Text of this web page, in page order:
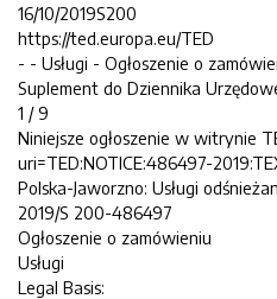
16/10/2019S200
https://ted.europa.eu/TED
- - Usługi - Ogłoszenie o
Suplement do Dziennika
1 / 9
Niniejsze ogłoszenie w witrynie
uri=TED:NOTICE:486497-
Polska-Jaworzno: Usługi
2019/S 200-486497
Ogłoszenie o zamówieniu
Usługi
Legal Basis: